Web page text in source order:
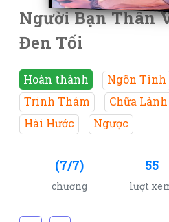
Người Bạn Thân
Đen Tối
Hoàn thành Ngôn Tình
Trinh Thám
Chữa Lành
Hài Hước
Ngược
(7/7)
chương
55
lượt